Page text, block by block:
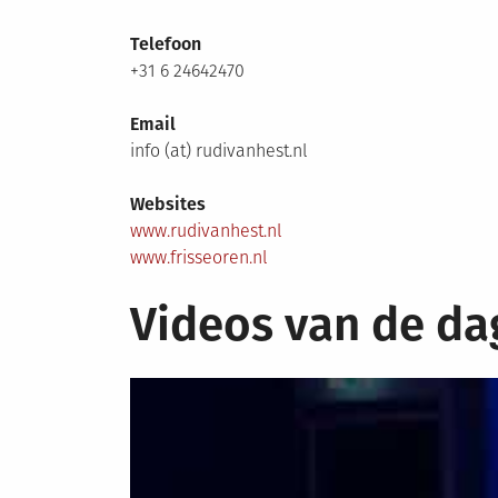
Telefoon
+31 6 24642470
Email
info (at) rudivanhest.nl
Websites
www.rudivanhest.nl
www.frisseoren.nl
Videos van de